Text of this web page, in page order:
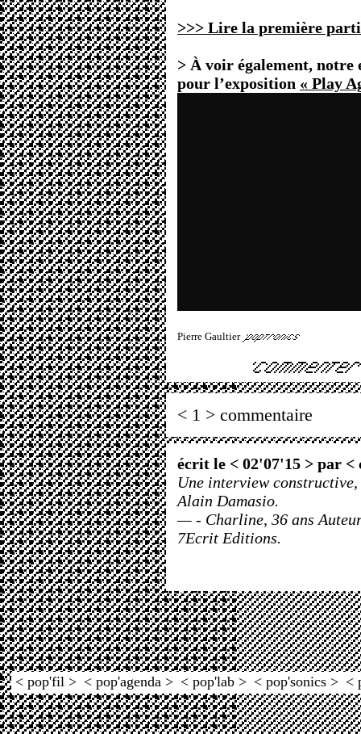
>>> Lire la première
> À voir également, notre
pour l’exposition « Play
Pierre Gaultier
< 1 > commentaire
écrit le < 02'07'15 > par <
Une interview
Alain Damasio.
— - Charline, 36 ans
7Ecrit Editions.
< pop'fil > < pop'agenda > < pop'lab > < pop'sonics > <